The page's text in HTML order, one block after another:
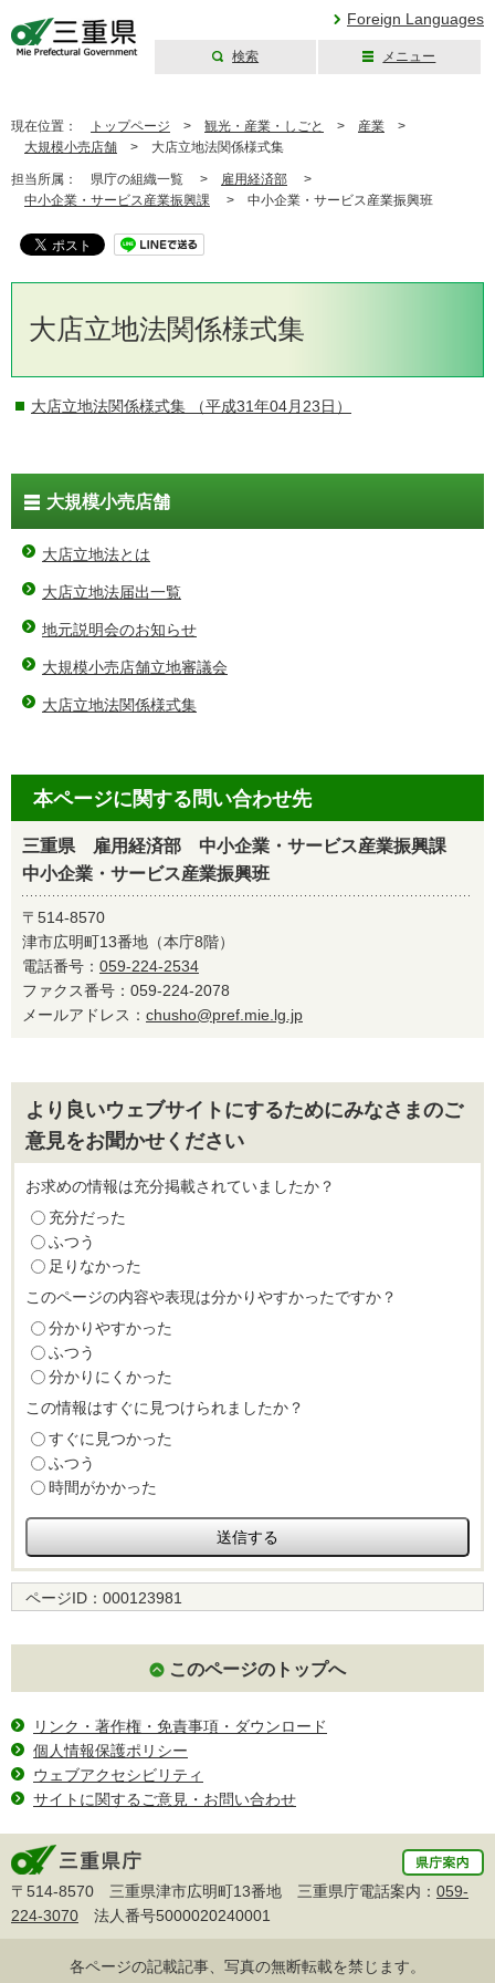
Foreign Languages
検索 メニュー
現在位置： トップページ > 観光・産業・しごと > 産業 >
大規模小売店舗 > 大店立地法関係様式集
担当所属： 県庁の組織一覧 > 雇用経済部 >
中小企業・サービス産業振興課 > 中小企業・サービス産業振興班
大店立地法関係様式集
大店立地法関係様式集 （平成31年04月23日）
大規模小売店舗
大店立地法とは
大店立地法届出一覧
地元説明会のお知らせ
大規模小売店舗立地審議会
大店立地法関係様式集
本ページに関する問い合わせ先
三重県 雇用経済部 中小企業・サービス産業振興課
中小企業・サービス産業振興班
〒514-8570
津市広明町13番地（本庁8階）
電話番号： 059-224-2534
ファクス番号：059-224-2078
メールアドレス： chusho@pref.mie.lg.jp
より良いウェブサイトにするためにみなさまのご
意見をお聞かせください
お求めの情報は充分掲載されていましたか？
充分だった
ふつう
足りなかった
このページの内容や表現は分かりやすかったですか？
分かりやすかった
ふつう
分かりにくかった
この情報はすぐに見つけられましたか？
すぐに見つかった
ふつう
時間がかかった
ページID： 000123981
このページのトップへ
リンク・著作権・免責事項・ダウンロード
個人情報保護ポリシー
ウェブアクセシビリティ
サイトに関するご意見・お問い合わせ
〒514-8570 三重県津市広明町13番地 三重県庁電話案内： 059-
224-3070 法人番号5000020240001
各ページの記載記事、写真の無断転載を禁じます。